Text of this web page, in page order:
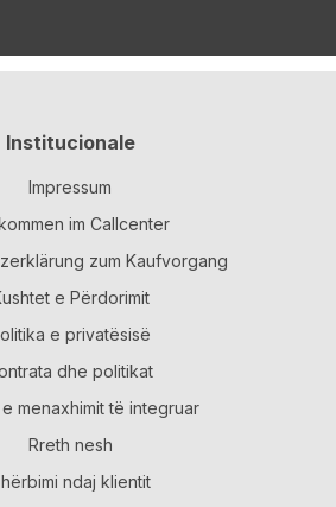
Institucionale
Impressum
im Callcenter
zum Kaufvorgang
e Përdorimit
e privatësisë
dhe politikat
menaxhimit të integruar
Rreth nesh
ndaj klientit